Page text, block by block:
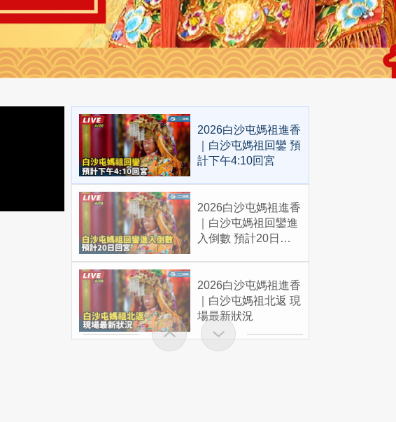
2026白沙屯媽祖進香
｜白沙屯媽祖回鑾 預
計下午4:10回宮
2026白沙屯媽祖進香
｜白沙屯媽祖回鑾進
入倒數 預計20日回
2026白沙屯媽祖進香
｜白沙屯媽祖北返 現
場最新狀況